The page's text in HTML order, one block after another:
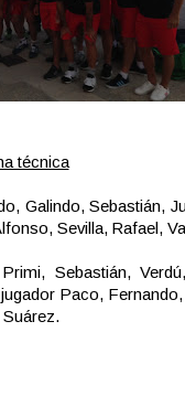
técnica
Galindo, Sebastián,
Sevilla, Rafael,
Sebastián,
Paco,